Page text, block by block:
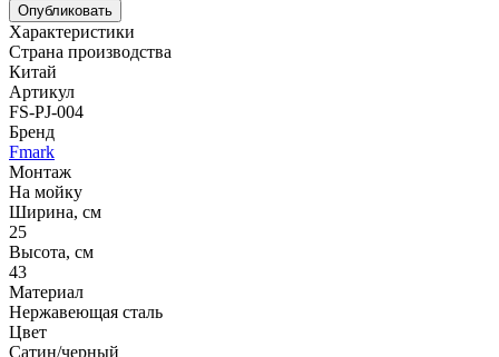
Опубликовать
Характеристики
Страна производства
Китай
Артикул
FS-PJ-004
Бренд
Fmark
Монтаж
На мойку
Ширина, см
25
Высота, см
43
Материал
Нержавеющая сталь
Цвет
Сатин/черный